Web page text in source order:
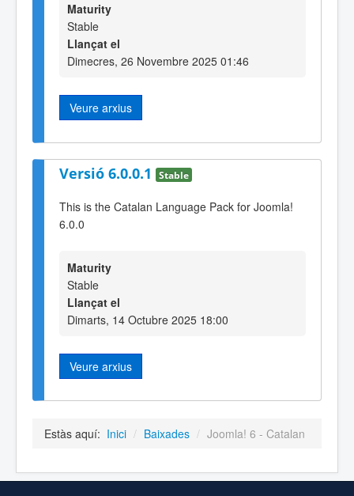
Maturity
Stable
Llançat el
Dimecres, 26 Novembre 2025 01:46
Veure arxius
Versió 6.0.0.1 Stable
This is the Catalan Language Pack for Joomla!
6.0.0
Maturity
Stable
Llançat el
Dimarts, 14 Octubre 2025 18:00
Veure arxius
Estàs aquí: Inici / Baixades / Joomla! 6 - Catalan